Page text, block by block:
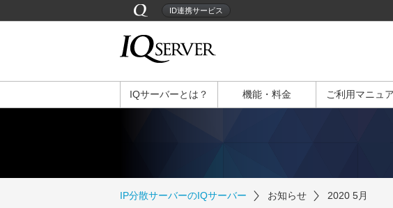
ID連携サービス
IQサーバーとは？ 機能・料金 ご利用マニュ
IP分散サーバーのIQサーバー お知らせ 2020 5月